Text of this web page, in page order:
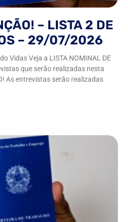
– LISTA 2 DE
– 29/07/2026
Vidas Veja a LISTA NOMINAL DE
que serão realizadas nesta
As entrevistas serão realizadas